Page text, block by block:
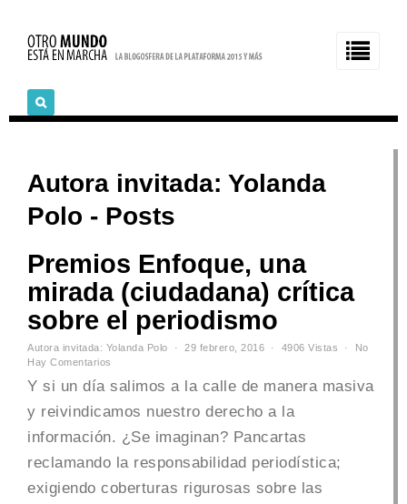
Autora invitada: Yolanda
Polo - Posts
Premios Enfoque, una
mirada (ciudadana) crítica
sobre el periodismo
Autora invitada: Yolanda Polo 29 febrero, 2016 4906 Vistas
No
Hay Comentarios
Y si un día salimos a la calle de manera masiva
y reivindicamos nuestro derecho a la
información. ¿Se imaginan? Pancartas
reclamando la responsabilidad periodística;
exigiendo coberturas rigurosas sobre las